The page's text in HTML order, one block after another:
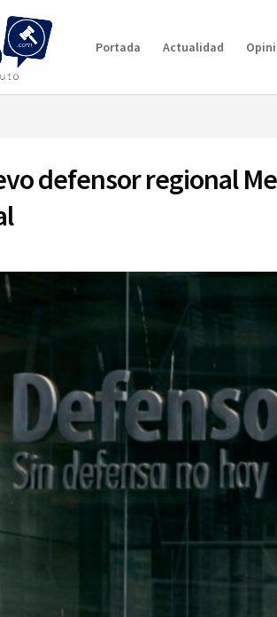
⚠️ Hosting plan for this site has expired.
Portada Actualidad
defensor regional